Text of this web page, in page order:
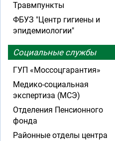
Травмпункты
ФБУЗ "Центр гигиены и
эпидемиологии"
Социальные службы
ГУП «Моссоцгарантия»
Медико-социальная
экспертиза (МСЭ)
Отделения Пенсионного
фонда
Районные отделы центра